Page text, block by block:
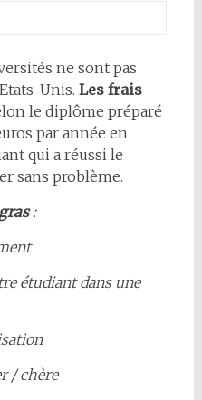
ne sont pas
Unis. Les frais
le diplôme préparé
par année en
qui a réussi le
sans problème.
:
étudiant dans une
/ chère